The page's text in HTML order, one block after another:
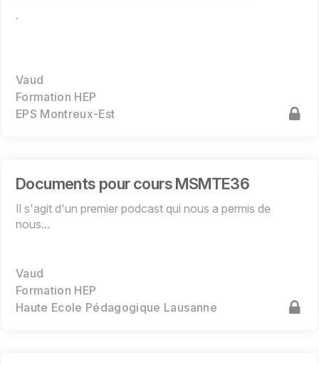
.
Vaud
Formation HEP
EPS Montreux-Est
Documents pour cours MSMTE36
Il s'agit d'un premier podcast qui nous a permis de
nous...
Vaud
Formation HEP
Haute Ecole Pédagogique Lausanne